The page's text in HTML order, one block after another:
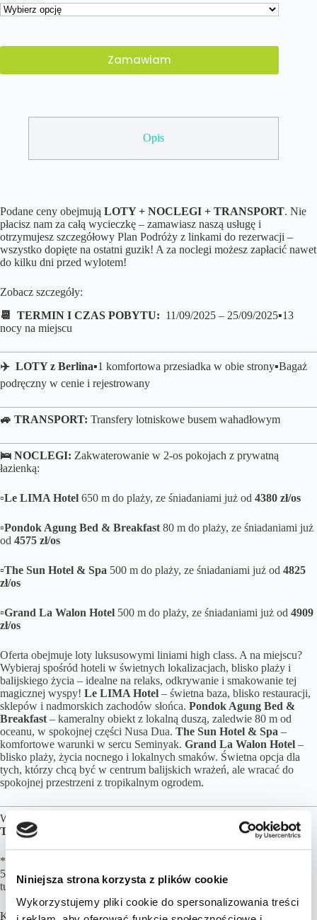
Niniejsza strona korzysta z plików cookie
Wykorzystujemy pliki cookie do spersonalizowania treści
Zamawiam
Opis
Podane ceny obejmują LOTY + NOCLEGI + TRANSPORT. Nie
płacisz nam za całą wycieczkę – zamawiasz naszą usługę i
otrzymujesz szczegółowy Plan Podróży z linkami do rezerwacji –
wszystko dopięte na ostatni guzik! A za noclegi możesz zapłacić nawet
do kilku dni przed wylotem!
Zobacz szczegóły:
📆 TERMIN I CZAS POBYTU: 11/09/2025 – 25/09/2025▪️13
nocy na miejscu
✈️ LOTY z Berlina▪️1 komfortowa przesiadka w obie strony▪️Bagaż
podręczny w cenie i rejestrowany
🚙 TRANSPORT: Transfery lotniskowe busem wahadłowym
🛌 NOCLEGI: Zakwaterowanie w 2-os pokojach z prywatną
łazienką:
▫️Le LIMA Hotel 650 m do plaży, ze śniadaniami już od 4380 zł/os
▫️Pondok Agung Bed & Breakfast 80 m do plaży, ze śniadaniami już
od 4575 zł/os
▫️The Sun Hotel & Spa 500 m do plaży, ze śniadaniami już od 4825
zł/os
▫️Grand La Walon Hotel 500 m do plaży, ze śniadaniami już od 4909
zł/os
Oferta obejmuje loty luksusowymi liniami high class. A na miejscu?
Wybieraj spośród hoteli w świetnych lokalizacjach, blisko plaży i
balijskiego życia – idealne na relaks, odkrywanie i smakowanie tej
magicznej wyspy! Le LIMA Hotel – świetna baza, blisko restauracji,
sklepów i nadmorskich zachodów słońca. Pondok Agung Bed &
Breakfast – kameralny obiekt z lokalną duszą, zaledwie 80 m od
oceanu, w spokojnej części Nusa Dua. The Sun Hotel & Spa –
komfortowe warunki w sercu Seminyak. Grand La Walon Hotel –
blisko plaży, życia nocnego i lokalnych smaków. Świetna opcja dla
tych, którzy chcą być w centrum balijskich wrażeń, ale wracać do
spokojnej przestrzeni z tropikalnym ogrodem.
Wszystkie ceny obejmują NOCLEGI oraz
TRANSPORT
*W Indonezji obywatele Polski zobowiązani są do posiadania wizy
500 000 IDR (ok. 124zł) + obowiązkowa, jednorazowa opłata
turystyczna wynosząca 150 000 IDS (ok. 36 zł).
Kalkulacja cen opiera się przy założeniu 2 osób podróżujących.